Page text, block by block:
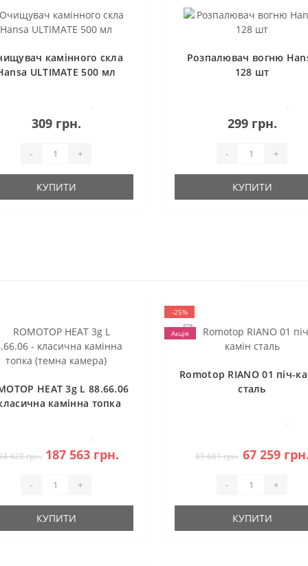
камінного скла
ULTIMATE 500 мл
309 грн.
- +
КУПИТИ
Розпалювач вогню
128 шт
299 грн.
- +
КУПИТИ
HEAT 3g L 88.66.06
камінна топка
428 грн. 187 563 грн.
- +
КУПИТИ
-25%
Акція
Romotop RIANO 01 піч-
сталь
89 661 грн. 67 259
- +
КУПИТИ